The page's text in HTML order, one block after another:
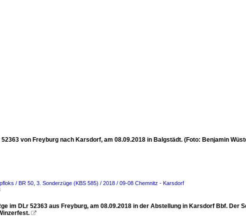
von Freyburg nach Karsdorf, am 08.09.2018 in Balgstädt. (Foto: Benjamin
/ BR 50 3. Sonderzüge (KBS 585) / 2018 / 09-08 Chemnitz - Karsdorf
im DLr 52363 aus Freyburg, am 08.09.2018 in der Abstellung in Karsdorf Bbf. Der
